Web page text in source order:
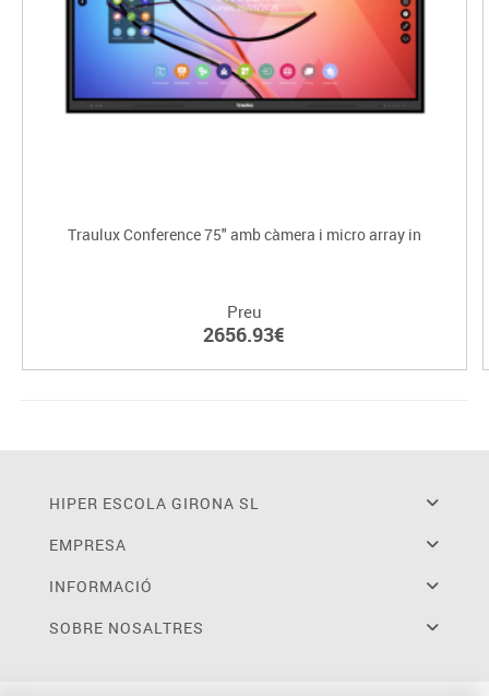
Traulux Conference 75" amb càmera i micro array in
Preu
2656.93€
HIPER ESCOLA GIRONA SL
EMPRESA
INFORMACIÓ
SOBRE NOSALTRES